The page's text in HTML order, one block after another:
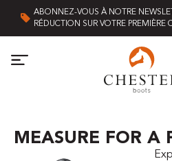
ABONNEZ-VOUS À NOTRE
RÉDUCTION SUR VOTRE
MEASURE FOR A